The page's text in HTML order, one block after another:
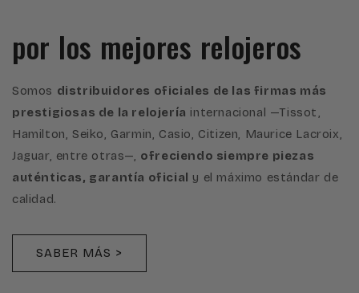
por los mejores relojeros
Somos distribuidores oficiales de las firmas más
prestigiosas de la relojería internacional —Tissot,
Hamilton, Seiko, Garmin, Casio, Citizen, Maurice Lacroix,
Jaguar, entre otras—, ofreciendo siempre piezas
auténticas, garantía oficial y el máximo estándar de
calidad.
SABER MÁS >